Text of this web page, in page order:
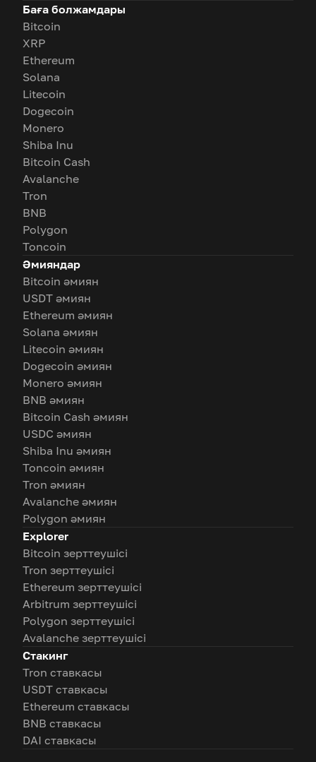
Баға болжамдары
Bitcoin
XRP
Ethereum
Solana
Litecoin
Dogecoin
Monero
Shiba Inu
Bitcoin Cash
Avalanche
Tron
BNB
Polygon
Toncoin
Әмияндар
Bitcoin әмиян
USDT әмиян
Ethereum әмиян
Solana әмиян
Litecoin әмиян
Dogecoin әмиян
Monero әмиян
BNB әмиян
Bitcoin Cash әмиян
USDC әмиян
Shiba Inu әмиян
Toncoin әмиян
Tron әмиян
Avalanche әмиян
Polygon әмиян
Explorer
Bitcoin зерттеушісі
Tron зерттеушісі
Ethereum зерттеушісі
Arbitrum зерттеушісі
Polygon зерттеушісі
Avalanche зерттеушісі
Стакинг
Tron ставкасы
USDT ставкасы
Ethereum ставкасы
BNB ставкасы
DAI ставкасы